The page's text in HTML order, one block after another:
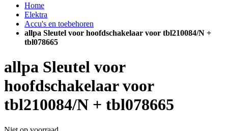
Home
Elektra
Accu's en toebehoren
allpa Sleutel voor hoofdschakelaar voor tbl210084/N +
tbl078665
allpa Sleutel voor
hoofdschakelaar voor
tbl210084/N + tbl078665